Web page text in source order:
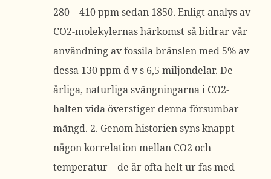
280 – 410 ppm sedan 1850. Enligt analys av
CO2-molekylernas härkomst så bidrar vår
användning av fossila bränslen med 5% av
dessa 130 ppm d v s 6,5 miljondelar. De
årliga, naturliga svängningarna i CO2-
halten vida överstiger denna försumbar
mängd. 2. Genom historien syns knappt
någon korrelation mellan CO2 och
temperatur – de är ofta helt ur fas med